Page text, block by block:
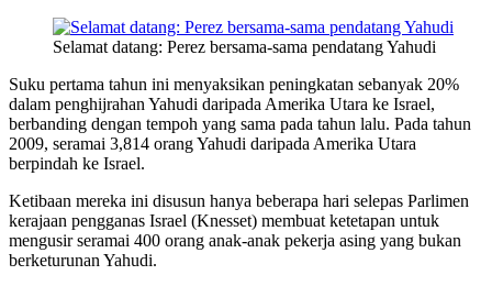
Selamat datang: Perez bersama-sama pendatang Yahudi
Suku pertama tahun ini menyaksikan peningkatan sebanyak 20%
dalam penghijrahan Yahudi daripada Amerika Utara ke Israel,
berbanding dengan tempoh yang sama pada tahun lalu. Pada tahun
2009, seramai 3,814 orang Yahudi daripada Amerika Utara
berpindah ke Israel.
Ketibaan mereka ini disusun hanya beberapa hari selepas Parlimen
kerajaan pengganas Israel (Knesset) membuat ketetapan untuk
mengusir seramai 400 orang anak-anak pekerja asing yang bukan
berketurunan Yahudi.